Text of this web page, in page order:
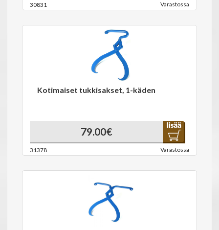
30831 Varastossa
Kotimaiset tukkisakset, 1-käden
79.00€
31378 Varastossa